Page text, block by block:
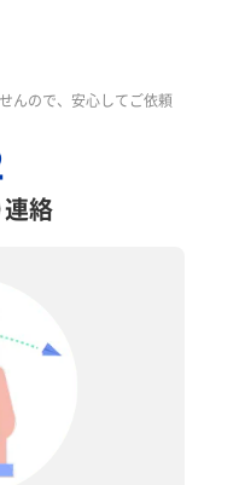
んので、安心してご依頼
絡